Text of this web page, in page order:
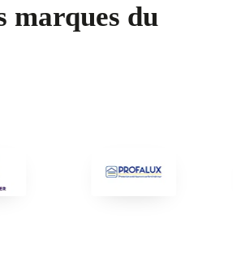
marques du